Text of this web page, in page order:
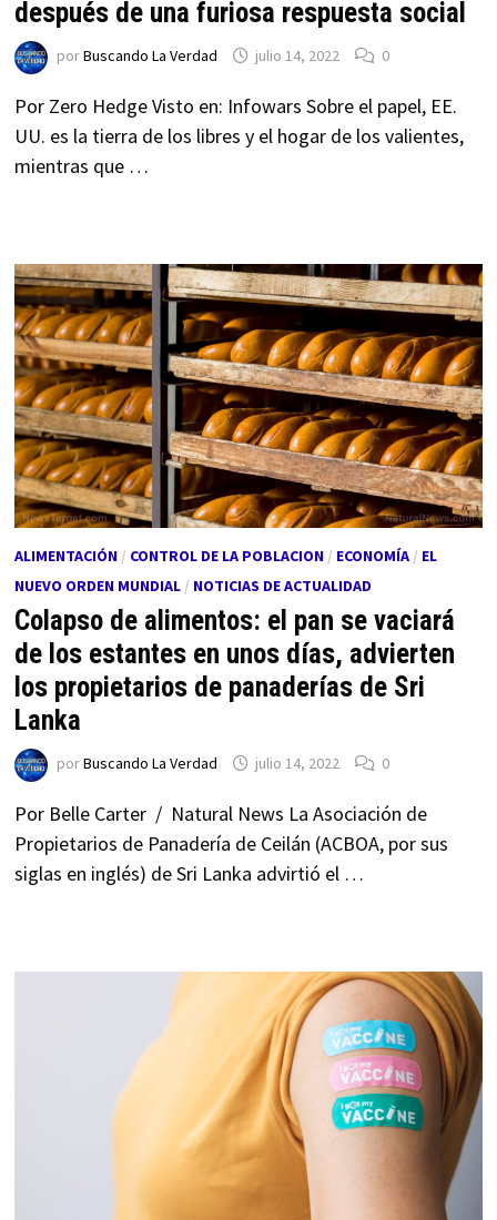
después de una furiosa respuesta social
porBuscando La Verdad julio 14, 2022 0
Por Zero Hedge Visto en: Infowars Sobre el papel, EE.
UU. es la tierra de los libres y el hogar de los valientes,
mientras que …
ALIMENTACIÓN/ CONTROL DE LA POBLACION/ ECONOMÍA/ EL
NUEVO ORDEN MUNDIAL/ NOTICIAS DE ACTUALIDAD
Colapso de alimentos: el pan se vaciará
de los estantes en unos días, advierten
los propietarios de panaderías de Sri
Lanka
porBuscando La Verdad julio 14, 2022 0
Por Belle Carter / Natural News La Asociación de
Propietarios de Panadería de Ceilán (ACBOA, por sus
siglas en inglés) de Sri Lanka advirtió el …